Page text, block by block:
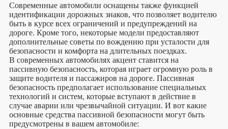
Современные автомобили оснащены также функцией
идентификации дорожных знаков, что позволяет водителю
быть в курсе всех ограничений и предупреждений на
дороге. Кроме того, некоторые модели предоставляют
дополнительные советы по вождению при усталости для
безопасности и комфорта на длительных поездках.
В современных автомобилях акцент ставится на
пассивную безопасность, которая играет огромную роль в
защите водителя и пассажиров на дороге. Пассивная
безопасность предполагает использование специальных
технологий и систем, которые вступают в действие в
случае аварии или чрезвычайной ситуации. И вот какие
основные средства пассивной безопасности могут быть
предусмотрены в вашем автомобиле: